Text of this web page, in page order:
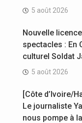
5 août 2026
Nouvelle
spectacles : En
culturel Soldat
5 août 2026
[Côte d’Ivoire/
Le journaliste
nous pompe à